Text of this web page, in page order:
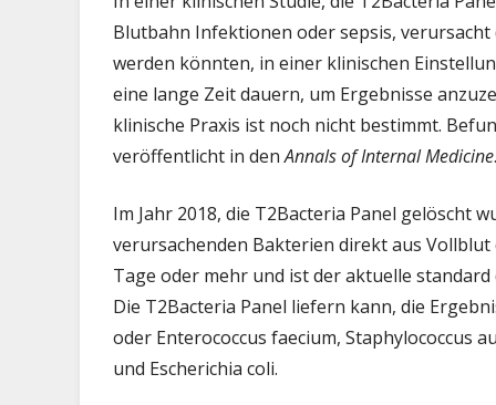
der
Blutbahn Infektionen oder sepsis,
werden könnten, in einer klinischen
eine lange Zeit dauern, um Ergebnisse
klinische Praxis ist noch nicht bestimmt.
veröffentlicht in denAnnals of Internal Medicine.
Im Jahr 2018, die T2Bacteria Panel gelöscht
verursachenden Bakterien direkt aus
Tage oder mehr und ist der aktuelle
Die T2Bacteria Panel liefern kann, die
oder Enterococcus faecium, Staphylococcus
und Escherichia coli.